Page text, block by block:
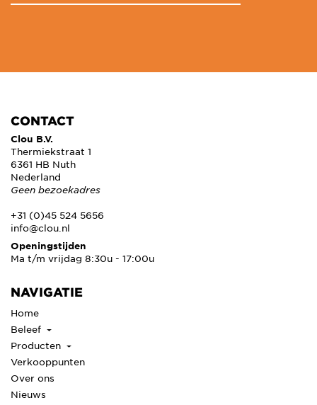
CONTACT
Clou B.V.
Thermiekstraat 1
6361 HB Nuth
Nederland
Geen bezoekadres
+31 (0)45 524 5656
info@clou.nl
Openingstijden
Ma t/m vrijdag 8:30u - 17:00u
NAVIGATIE
Home
Beleef
Producten
Verkooppunten
Over ons
Nieuws